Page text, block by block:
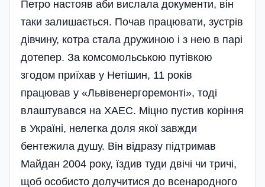
Петро настояв аби вислала документи, він
таки залишається. Почав працювати, зустрів
дівчину, котра стала дружиною і з нею в парі
дотепер. За комсомольською путівкою
згодом приїхав у Нетішин, 11 років
працював у «Львівенергоремонті», тоді
влаштувався на ХАЕС. Міцно пустив коріння
в Україні, нелегка доля якої завжди
бентежила душу. Він відразу підтримав
Майдан 2004 року, їздив туди двічі чи тричі,
щоб особисто долучитися до всенародного